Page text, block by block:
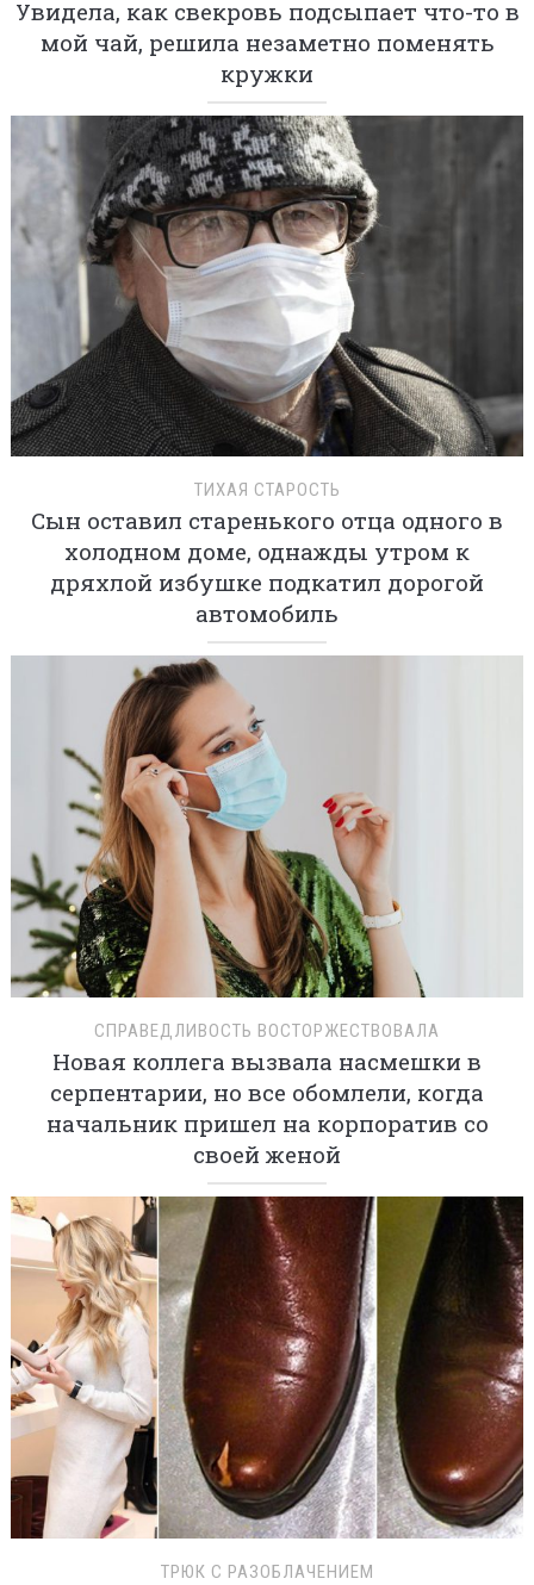
Увидела, как свекровь подсыпает что-то в
мой чай, решила незаметно поменять
кружки
ТИХАЯ СТАРОСТЬ
Сын оставил старенького отца одного в
холодном доме, однажды утром к
дряхлой избушке подкатил дорогой
автомобиль
СПРАВЕДЛИВОСТЬ ВОСТОРЖЕСТВОВАЛА
Новая коллега вызвала насмешки в
серпентарии, но все обомлели, когда
начальник пришел на корпоратив со
своей женой
ТРЮК С РАЗОБЛАЧЕНИЕМ